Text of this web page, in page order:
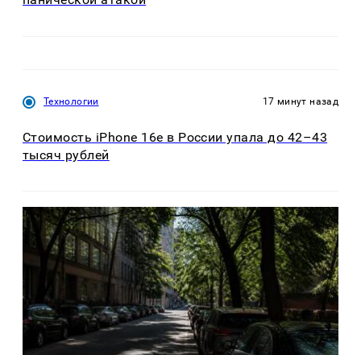
Технологии 17 минут назад
Стоимость iPhone 16e в России упала до 42–43
тысяч рублей